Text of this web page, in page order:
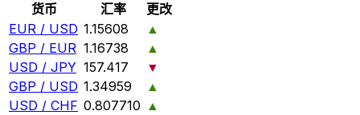
货币 汇率
更改
EUR / USD 1.15608
▲
GBP / EUR 1.16738
▲
USD / JPY 157.417
▼
GBP / USD 1.34959
▲
USD / CHF 0.807710 ▲